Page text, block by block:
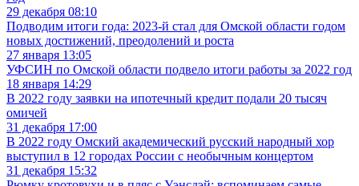
29 декабря 08:10
Подводим итоги года: 2023-й стал для Омской области годом
новых достижений, преодолений и роста
27 января 13:05
УФСИН по Омской области подвело итоги работы за 2022 год
18 января 14:29
В 2022 году заявки на ипотечный кредит подали 20 тысяч
омичей
31 декабря 17:00
В 2022 году Омский академический русский народный хор
выступил в 12 городах России с необычным концертом
31 декабря 15:32